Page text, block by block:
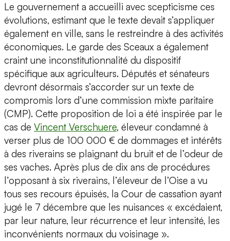
Le gouvernement a accueilli avec scepticisme ces
évolutions, estimant que le texte devait s’appliquer
également en ville, sans le restreindre à des activités
économiques. Le garde des Sceaux a également
craint une inconstitutionnalité du dispositif
spécifique aux agriculteurs. Députés et sénateurs
devront désormais s’accorder sur un texte de
compromis lors d’une commission mixte paritaire
(CMP). Cette proposition de loi a été inspirée par le
cas de Vincent Verschuere, éleveur condamné à
verser plus de 100 000 € de dommages et intérêts
à des riverains se plaignant du bruit et de l’odeur de
ses vaches. Après plus de dix ans de procédures
l’opposant à six riverains, l’éleveur de l’Oise a vu
tous ses recours épuisés, la Cour de cassation ayant
jugé le 7 décembre que les nuisances « excédaient,
par leur nature, leur récurrence et leur intensité, les
inconvénients normaux du voisinage ».